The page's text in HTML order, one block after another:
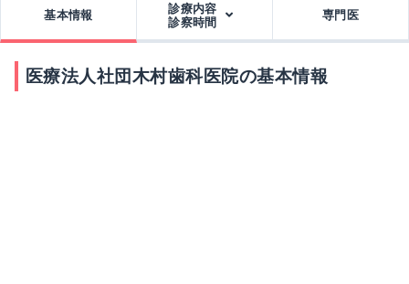
基本情報
診療内容
診察時間
専門医
医療法人社団木村歯科医院の基本情報